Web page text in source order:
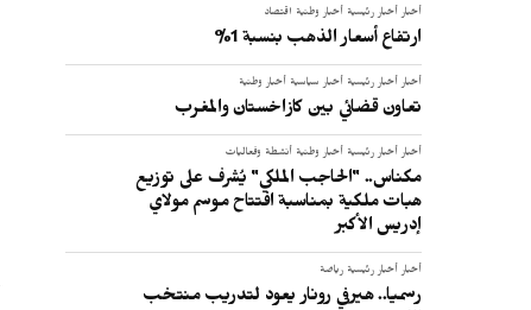
أخبار أخبار رئيسية أخبار وطنية اقتصاد
ارتفاع أسعار الذهب بنسبة 1%
أخبار أخبار رئيسية أخبار سياسية أخبار وطنية
تعاون قضائي بين كازاخستان والمغرب
أخبار أخبار رئيسية أخبار وطنية أنشطة وفعاليات
مكناس.. "الحاجب الملكي" يُشرف على توزيع
هبات ملكية بمناسبة افتتاح موسم مولاي
إدريس الأكبر
أخبار أخبار رئيسية رياضة
رسميا.. هيرفي رونار يعود لتدريب منتخب